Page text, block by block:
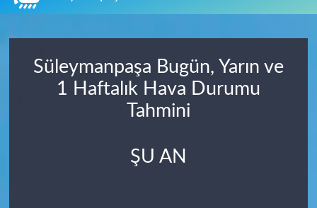
Süleymanpaşa Bugün, Yarın ve
1 Haftalık Hava Durumu
Tahmini
ŞU AN
Akhisar
Turgutlu
Salihli
Manisa Namaz Vakitleri
Manisa Trafik Yoğunluk Haritası
Süper Lig Puan Durumu ve Fikstür
Son Dakika Haberleri